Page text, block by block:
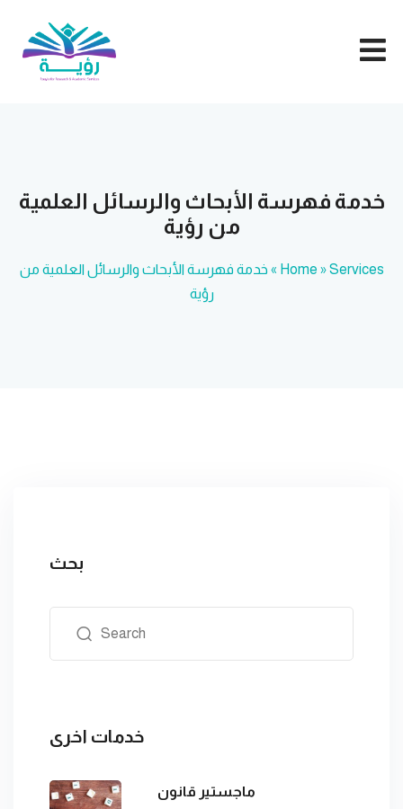
خدمة فهرسة الأبحاث والرسائل العلمية
من رؤية
Home »Services
» خدمة فهرسة الأبحاث والرسائل العلمية من
رؤية
بحث
خدمات اخرى
ماجستير قانون